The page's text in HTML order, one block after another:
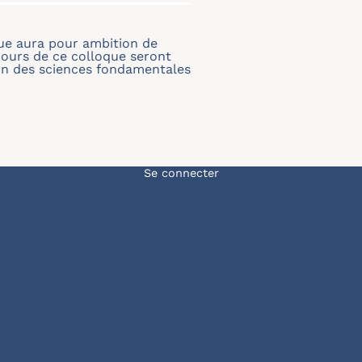
aura pour ambition de
de ce colloque seront
des sciences fondamentales
Menu du compte de
Se connecter